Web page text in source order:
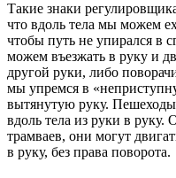
Такие знаки
что вдоль тела мы можем
чтобы путь не упирался в
можем въезжать в руку и
другой руки, либо
мы упремся в
вытянутую руку.
вдоль тела из руки в руку.
трамваев, они могут
в руку, без права поворота.